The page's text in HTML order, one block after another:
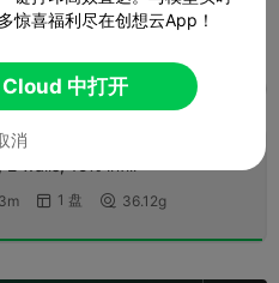
微缩模型  角色与怪物
Ender-3 V3 Mega
 1 盘  36.12g
惊喜福利尽在创想云App！
中打开
消